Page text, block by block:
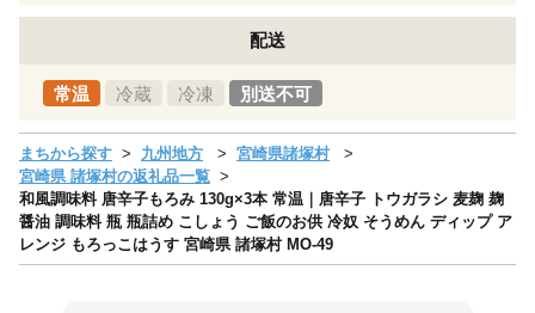
配送
常温 冷蔵 冷凍 別送不可
まちから探す 九州地方
宮崎県諸塚村
宮崎県 諸塚村の返礼品一覧
和風調味料 唐辛子もろみ 130g×3本 常温｜唐辛子 トウガラシ 麦麹 麹
醤油 調味料 瓶 瓶詰め こしょう ご飯のお供 冷奴 そうめん ディップ ア
レンジ もろっこはうす 宮崎県 諸塚村 MO-49